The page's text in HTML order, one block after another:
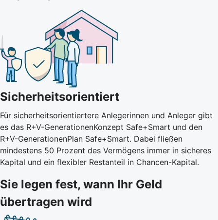
Sicherheitsorientiert
Für sicherheitsorientiertere Anlegerinnen und Anleger gibt
es das R+V-GenerationenKonzept Safe+Smart und den
R+V-GenerationenPlan Safe+Smart. Dabei fließen
mindestens 50 Prozent des Vermögens immer in sicheres
Kapital und ein flexibler Restanteil in Chancen-Kapital.
Sie legen fest, wann Ihr Geld
übertragen wird